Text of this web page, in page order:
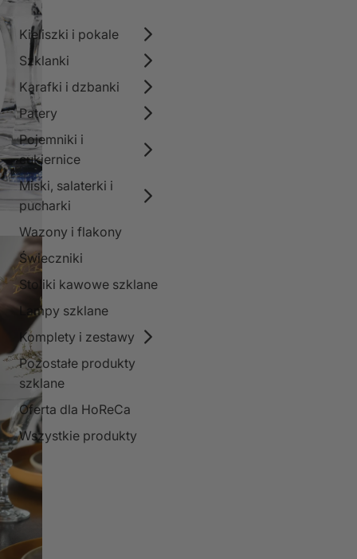
Kieliszki i pokale
Szklanki
Karafki i dzbanki
Patery
Pojemniki i
cukiernice
Miski, salaterki i
pucharki
Wazony i flakony
Świeczniki
Stoliki kawowe szklane
Lampy szklane
Komplety i zestawy
Pozostałe produkty
szklane
Oferta dla HoReCa
Wszystkie produkty